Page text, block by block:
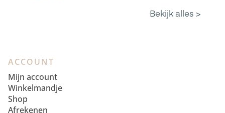
ACCOUNT
Mijn account
Winkelmandje
Shop
Afrekenen